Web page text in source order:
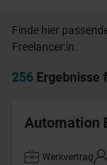
Finde hier
Freelancer:in.
256 Ergebnisse
Automation
Werkvertrag